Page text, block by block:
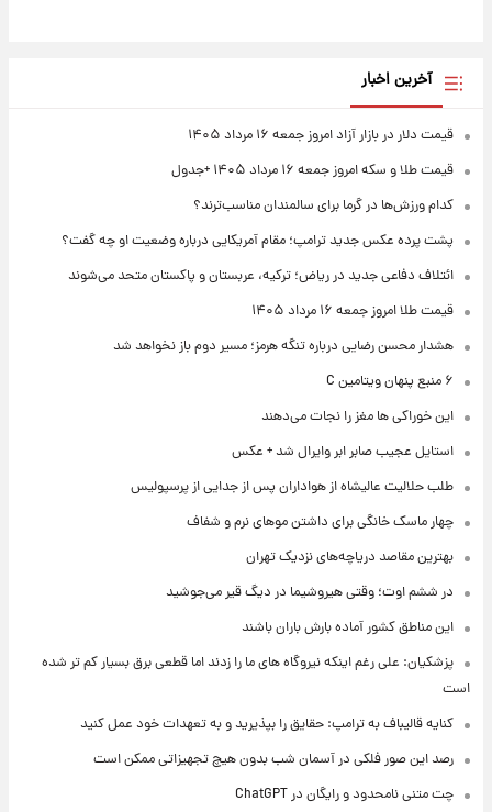
آخرین اخبار
قیمت دلار در بازار آزاد امروز جمعه ۱۶ مرداد ۱۴۰۵
قیمت طلا و سکه امروز جمعه ۱۶ مرداد ۱۴۰۵ +جدول
کدام ورزش‌ها در گرما برای سالمندان مناسب‌ترند؟
پشت پرده عکس جدید ترامپ؛ مقام آمریکایی درباره وضعیت او چه گفت؟
ائتلاف دفاعی جدید در ریاض؛ ترکیه، عربستان و پاکستان متحد می‌شوند
قیمت طلا امروز جمعه ۱۶ مرداد ۱۴۰۵
هشدار محسن رضایی درباره تنگه هرمز؛ مسیر دوم باز نخواهد شد
۶ منبع پنهان ویتامین C
این خوراکی ها مغز را نجات می‌دهند
استایل عجیب صابر ابر وایرال شد + عکس
طلب حلالیت عالیشاه از هواداران پس از جدایی از پرسپولیس
چهار ماسک خانگی برای داشتن موهای نرم و شفاف
بهترین مقاصد دریاچه‌های نزدیک تهران
در ششم اوت؛ وقتی هیروشیما در دیگ قیر می‌جوشید
این مناطق کشور آماده بارش باران باشند
پزشکیان: علی رغم اینکه نیروگاه های ما را زدند اما قطعی برق بسیار کم تر شده
است
کنایه قالیباف به ترامپ: حقایق را بپذیرید و به تعهدات خود عمل کنید
رصد این صور فلکی در آسمان شب بدون هیچ تجهیزاتی ممکن است
چت متنی نامحدود و رایگان در ChatGPT